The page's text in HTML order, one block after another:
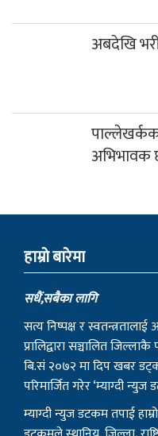
सोमबार
निजी
निर्णय
अभिभावक
हाम्राे बारेमा